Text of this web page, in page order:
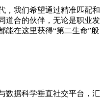
，我们希望通过精准匹配和
道合的伙伴，无论是职业发
能在这里获得“第二生命”般
数据科学垂直社交平台，汇